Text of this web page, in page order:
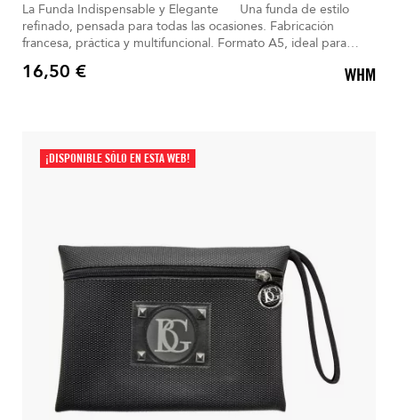
La Funda Indispensable y Elegante Una funda de estilo
refinado, pensada para todas las ocasiones. Fabricación
francesa, práctica y multifuncional. Formato A5, ideal para
elegante. Asa discreta que ofrece comodidad y resistencia.
Precio
16,50 € WHM
¡DISPONIBLE SÓLO EN ESTA WEB!